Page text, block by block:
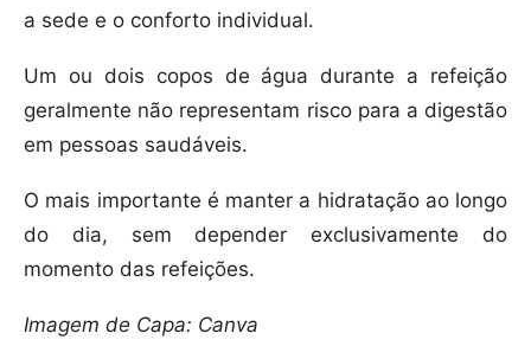
a sede e o conforto individual.
Um ou dois copos de água durante a refeição
geralmente não representam risco para a digestão
em pessoas saudáveis.
O mais importante é manter a hidratação ao longo
do dia, sem depender exclusivamente do
momento das refeições.
Imagem de Capa: Canva